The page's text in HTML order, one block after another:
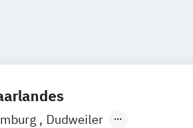
Dudweiler